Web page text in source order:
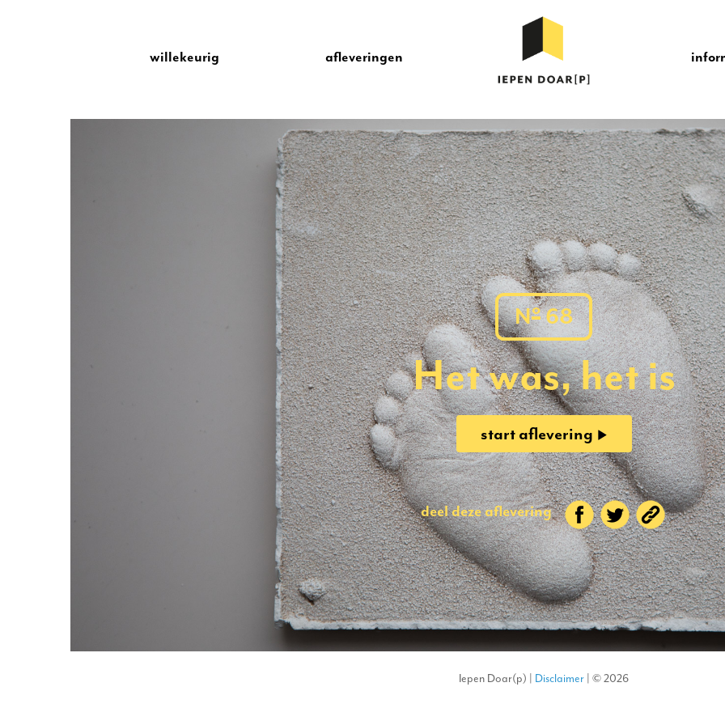
willekeurig afleveringen
No68
Het was, het is
start aflevering
deel deze aflevering
Iepen Doar(p) | Disclaimer | © 2026